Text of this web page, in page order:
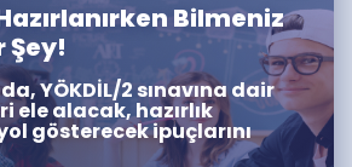
Şifremi Hatırlamıyorum
GİRİŞ YAP
ÜYE DEĞİLİM
Bilmeniz
Şey!
YÖKDİL/2 sınavına dair
ele alacak, hazırlık
gösterecek ipuçlarını